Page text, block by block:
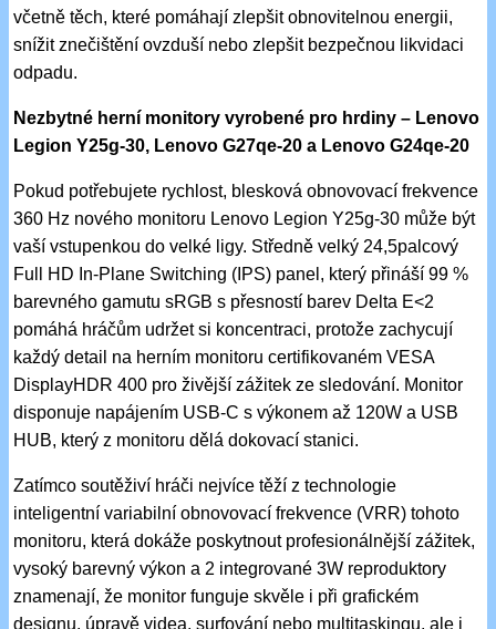
včetně těch, které pomáhají zlepšit obnovitelnou energii,
snížit znečištění ovzduší nebo zlepšit bezpečnou likvidaci
odpadu.
Nezbytné herní monitory vyrobené pro hrdiny – Lenovo
Legion Y25g-30, Lenovo G27qe-20 a Lenovo G24qe-20
Pokud potřebujete rychlost, blesková obnovovací frekvence
360 Hz nového monitoru Lenovo Legion Y25g-30 může být
vaší vstupenkou do velké ligy. Středně velký 24,5palcový
Full HD In-Plane Switching (IPS) panel, který přináší 99 %
barevného gamutu sRGB s přesností barev Delta E<2
pomáhá hráčům udržet si koncentraci, protože zachycují
každý detail na herním monitoru certifikovaném VESA
DisplayHDR 400 pro živější zážitek ze sledování. Monitor
disponuje napájením USB-C s výkonem až 120W a USB
HUB, který z monitoru dělá dokovací stanici.
Zatímco soutěživí hráči nejvíce těží z technologie
inteligentní variabilní obnovovací frekvence (VRR) tohoto
monitoru, která dokáže poskytnout profesionálnější zážitek,
vysoký barevný výkon a 2 integrované 3W reproduktory
znamenají, že monitor funguje skvěle i při grafickém
designu, úpravě videa, surfování nebo multitaskingu, ale i